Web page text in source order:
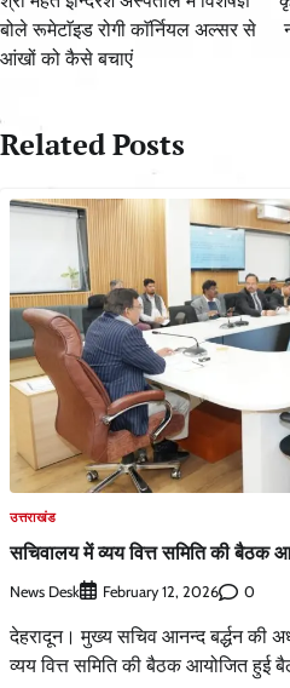
बोले रूमेटाॅइड रोगी काॅर्नियल अल्सर से
आंखों को कैसे बचाएं
Related Posts
उत्तराखंड
सचिवालय में व्यय वित्त समिति की बैठक
News Desk February 12, 2026 0
देहरादून। मुख्य सचिव आनन्द बर्द्धन की
व्यय वित्त समिति की बैठक आयोजित हुई